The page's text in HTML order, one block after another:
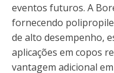
eventos futuros. A
fornecendo
de alto desempenho,
aplicações em copos
vantagem adicional